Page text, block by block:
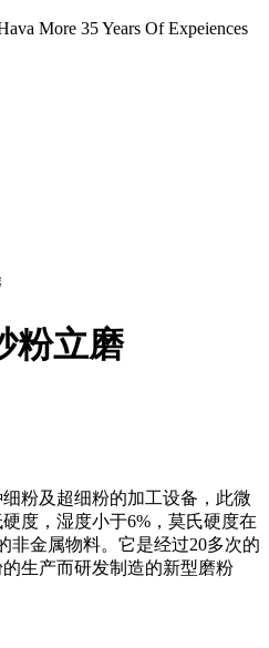
More 35 Years Of Expeiences
粉立磨
粉及超细粉的加工设备，此微
度，湿度小于6%，莫氏硬度在
非金属物料。它是经过20多次的
生产而研发制造的新型磨粉